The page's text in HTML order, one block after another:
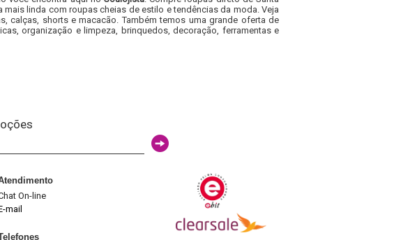
linda com roupas cheias de estilo e tendências da moda. Veja
calças, shorts e macacão. Também temos uma grande oferta de
organização e limpeza, brinquedos, decoração, ferramentas e
On-line
mail